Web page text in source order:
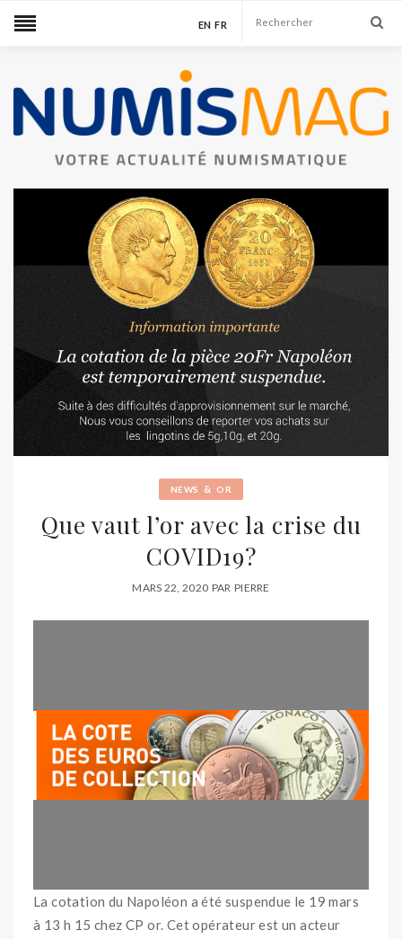
EN FR
NEWS & OR
Que vaut l’or avec la crise du
COVID19?
MARS 22, 2020 PAR PIERRE
La cotation du Napoléon a été suspendue le 19 mars
à 13 h 15 chez CP or. Cet opérateur est un acteur